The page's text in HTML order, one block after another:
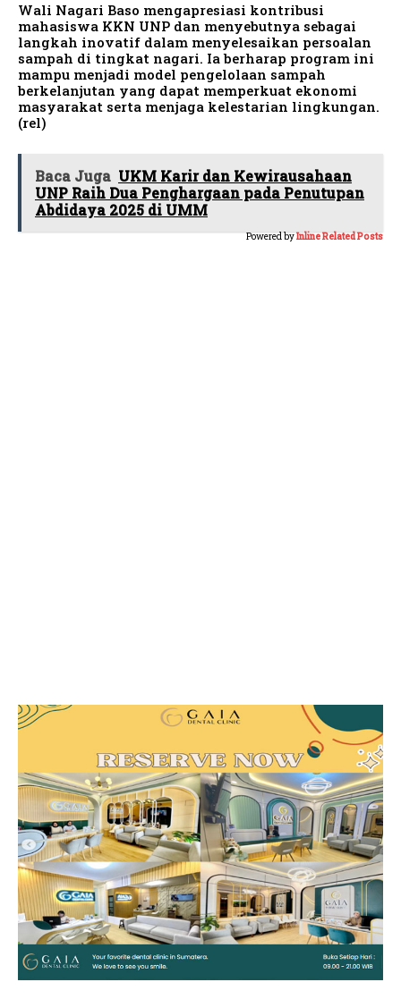
Wali Nagari Baso mengapresiasi kontribusi
mahasiswa KKN UNP dan menyebutnya sebagai
langkah inovatif dalam menyelesaikan persoalan
sampah di tingkat nagari. Ia berharap program ini
mampu menjadi model pengelolaan sampah
berkelanjutan yang dapat memperkuat ekonomi
masyarakat serta menjaga kelestarian lingkungan.
(rel)
Baca Juga UKM Karir dan Kewirausahaan
UNP Raih Dua Penghargaan pada Penutupan
Abdidaya 2025 di UMM
Powered byInline Related Posts